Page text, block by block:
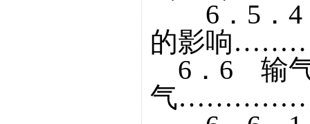
6．5．4
的影响
6．6 输气
气